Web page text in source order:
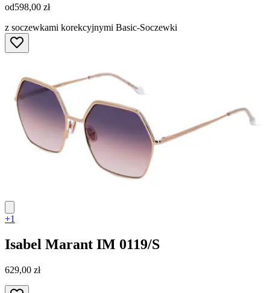
od598,00 zł
z soczewkami korekcyjnymi Basic-Soczewki
+1
Isabel Marant IM 0119/S
629,00 zł